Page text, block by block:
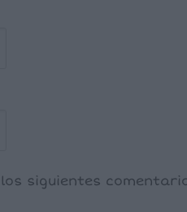
siguientes